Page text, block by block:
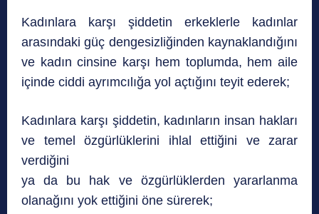
Kadınlara karşı şiddetin erkeklerle kadınlar
arasındaki güç dengesizliğinden kaynaklandığını
ve kadın cinsine karşı hem toplumda, hem aile
içinde ciddi ayrımcılığa yol açtığını teyit ederek;
Kadınlara karşı şiddetin, kadınların insan hakları
ve temel özgürlüklerini ihlal ettiğini ve zarar
verdiğini
ya da bu hak ve özgürlüklerden yararlanma
olanağını yok ettiğini öne sürerek;